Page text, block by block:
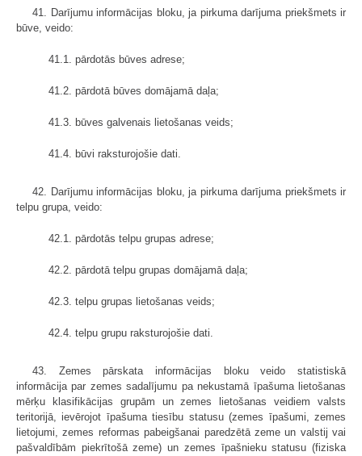
41. Darījumu informācijas bloku, ja pirkuma darījuma priekšmets ir
būve, veido:
41.1. pārdotās būves adrese;
41.2. pārdotā būves domājamā daļa;
41.3. būves galvenais lietošanas veids;
41.4. būvi raksturojošie dati.
42. Darījumu informācijas bloku, ja pirkuma darījuma priekšmets ir
telpu grupa, veido:
42.1. pārdotās telpu grupas adrese;
42.2. pārdotā telpu grupas domājamā daļa;
42.3. telpu grupas lietošanas veids;
42.4. telpu grupu raksturojošie dati.
43. Zemes pārskata informācijas bloku veido statistiskā
informācija par zemes sadalījumu pa nekustamā īpašuma lietošanas
mērķu klasifikācijas grupām un zemes lietošanas veidiem valsts
teritorijā, ievērojot īpašuma tiesību statusu (zemes īpašumi, zemes
lietojumi, zemes reformas pabeigšanai paredzētā zeme un valstij vai
pašvaldībām piekrītošā zeme) un zemes īpašnieku statusu (fiziska